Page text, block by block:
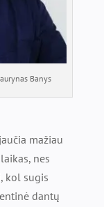
Banys
mažiau
nes
kol sugis
dantų